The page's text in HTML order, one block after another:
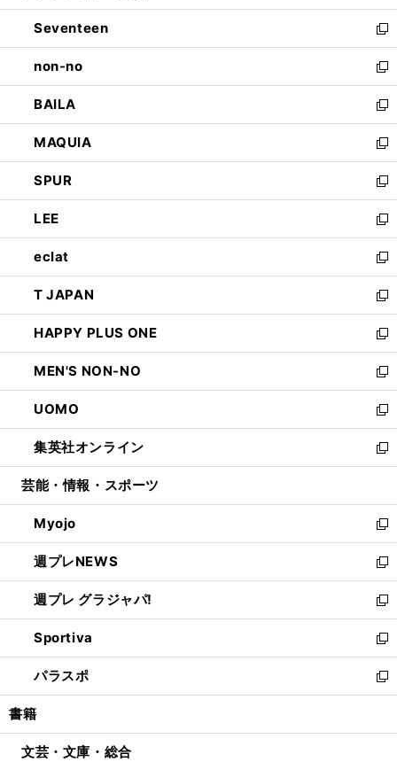
開
く
ウ
で
開
く
ン
ド
ウ
で
開
く
Seventeen
新
し
い
ウ
ィ
ン
ド
ウ
で
開
く
non-no
新
し
い
ウ
ィ
ン
ド
ウ
で
開
く
BAILA
新
し
い
ウ
ィ
ン
ド
ウ
で
開
く
MAQUIA
新
し
い
ウ
ィ
ン
ド
ウ
で
開
く
SPUR
新
し
い
ウ
ィ
ン
ド
ウ
で
開
く
LEE
新
し
い
ウ
ィ
ン
ド
ウ
で
開
く
eclat
新
し
い
ウ
ィ
ン
ド
ウ
で
開
く
T JAPAN
新
し
い
ウ
ィ
ン
ド
ウ
で
開
HAPPY PLUS ONE
新
し
い
ウ
ィ
ン
ド
ウ
開
く
MEN'S NON-NO
新
し
い
ウ
ィ
ン
ウ
で
開
く
UOMO
新
し
い
ウ
ン
ド
ウ
で
開
く
集英社オンライン
新
し
ウ
ィ
ン
ド
ウ
で
開
く
芸能・情報・スポーツ
Myojo
新
し
い
ウ
ィ
ン
ド
ウ
で
開
週プレNEWS
新
し
い
ウ
ィ
ン
ド
ウ
開
週プレ グラジャパ!
新
し
い
ウ
ィ
ン
ウ
Sportiva
新
し
い
ウ
ン
パラスポ
新
し
ウ
書籍
文芸・文庫・総合